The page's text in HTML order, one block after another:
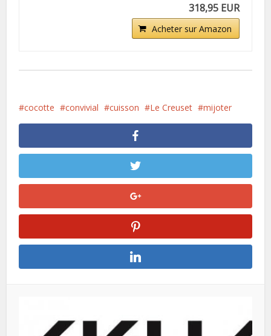
318,95 EUR
Acheter sur Amazon
cocotte convivial cuisson Le Creuset mijoter